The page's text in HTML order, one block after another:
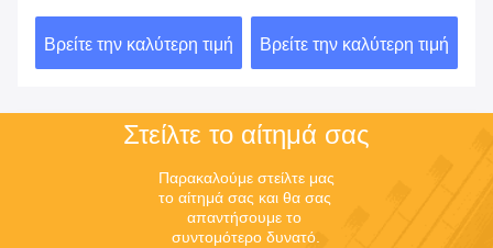
της κάρτας
Βρείτε την καλύτερη τιμή Βρείτε την καλύτερη τιμή
Στείλτε το αίτημά σας
Παρακαλούμε στείλτε μας
το αίτημά σας και θα σας
απαντήσουμε το
συντομότερο δυνατό.